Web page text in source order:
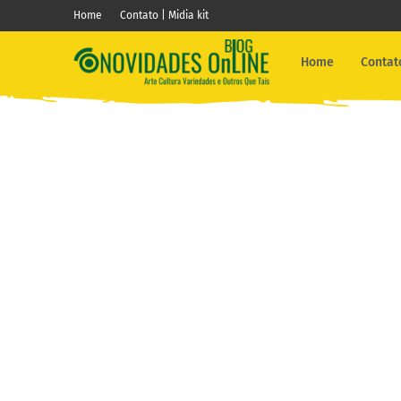
Home Contato | Midia kit
Home